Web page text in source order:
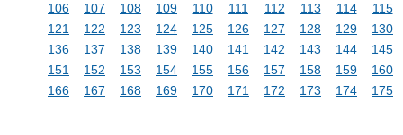
106
107 108 109 110 111 112 113 114
115
121
122 123 124 125 126 127 128 129
130
136
137 138 139 140 141 142 143 144
145
151
152 153 154 155 156 157 158 159
160
166
167 168 169 170 171 172 173 174 175